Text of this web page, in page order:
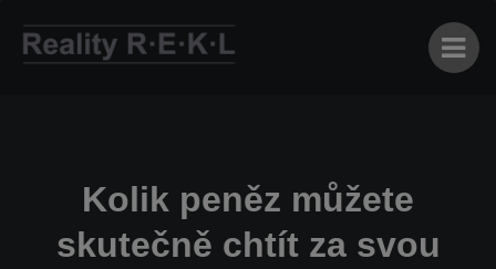
Kolik peněz můžete
skutečně chtít za svou